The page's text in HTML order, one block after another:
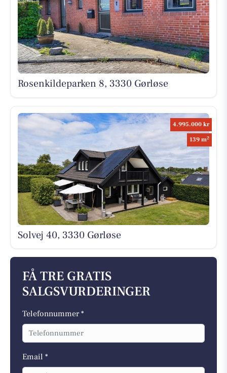
Rosenkildeparken 8, 3330 Gørløse
4.995.000 kr
139 m2
Solvej 40, 3330 Gørløse
FÅ TRE GRATIS
SALGSVURDERINGER
Telefonnummer *
Email *